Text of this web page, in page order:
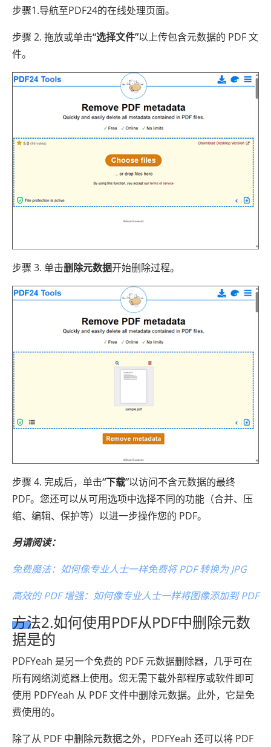
步骤1.导航至PDF24的在线处理页面。
步骤 2. 拖放或单击“选择文件”以上传包含元数据的 PDF 文
件。
步骤 3. 单击删除元数据开始删除过程。
步骤 4. 完成后，单击“下载”以访问不含元数据的最终
PDF。您还可以从可用选项中选择不同的功能（合并、压
缩、编辑、保护等）以进一步操作您的 PDF。
另请阅读：
免费魔法：如何像专业人士一样免费将 PDF 转换为 JPG
高效的 PDF 增强：如何像专业人士一样将图像添加到 PDF
方法2.如何使用PDF从PDF中删除元数
据是的
PDFYeah 是另一个免费的 PDF 元数据删除器，几乎可在
所有网络浏览器上使用。您无需下载外部程序或软件即可
使用 PDFYeah 从 PDF 文件中删除元数据。此外，它是免
费使用的。
除了从 PDF 中删除元数据之外，PDFYeah 还可以将 PDF